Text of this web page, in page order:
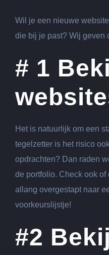
grotere
afbeelding
Wil je een nieuwe
die bij je past? Wij geven
# 1
Het is natuurlijk om een
tegelzetter is het risico
opdrachten? Dan raden
de portfolio. Check ook
allang overgestapt naar
voorkeurslijstje!
#2